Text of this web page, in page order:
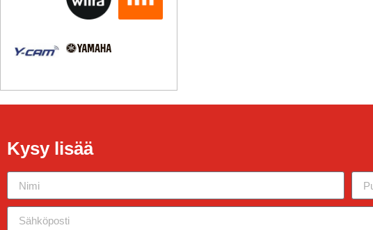
Kysy lisää